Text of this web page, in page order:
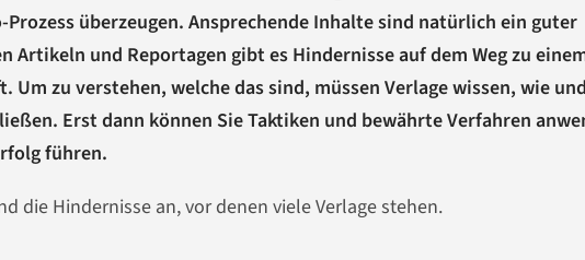
überzeugen. Ansprechende Inhalte sind natürlich ein guter
Artikeln und Reportagen gibt es Hindernisse auf dem Weg zu
Um zu verstehen, welche das sind, müssen Verlage wissen, wie
Erst dann können Sie Taktiken und bewährte Verfahren
führen.
die Hindernisse an, vor denen viele Verlage stehen.